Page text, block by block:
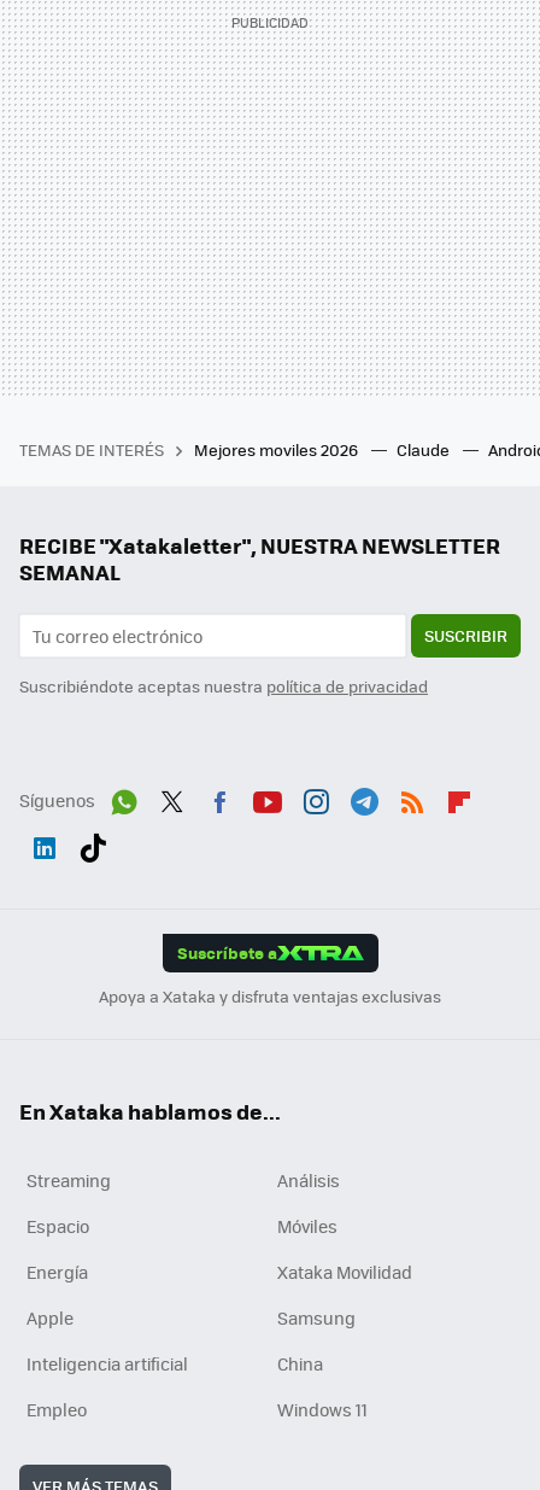
TEMAS DE INTERÉS Mejores moviles 2026 Claude
RECIBE "Xatakaletter", NUESTRA NEWSLETTER
SEMANAL
SUSCRIBIR
Suscribiéndote aceptas nuestra política de privacidad
Síguenos
Suscríbete a
Apoya a Xataka y disfruta ventajas exclusivas
En Xataka hablamos de...
Streaming
Análisis
Espacio
Móviles
Energía
Xataka Movilidad
Apple
Samsung
Inteligencia artificial
China
Empleo
Windows 11